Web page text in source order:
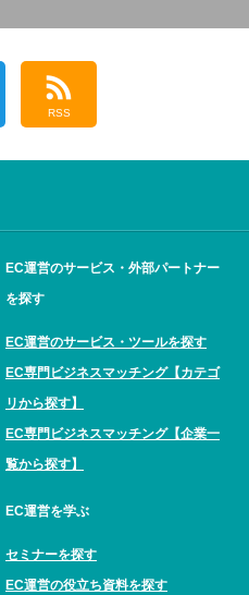
RSS
EC運営のサービス・外部パートナー
を探す
EC運営のサービス・ツールを探す
EC専門ビジネスマッチング【カテゴ
リから探す】
EC専門ビジネスマッチング【企業一
覧から探す】
EC運営を学ぶ
セミナーを探す
EC運営の役立ち資料を探す